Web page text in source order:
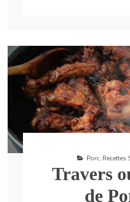
Porc, Recettes
Travers
de